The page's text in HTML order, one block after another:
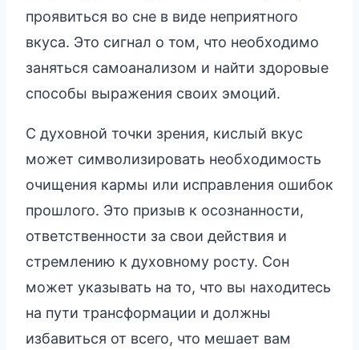
проявиться во сне в виде неприятного
вкуса. Это сигнал о том, что необходимо
заняться самоанализом и найти здоровые
способы выражения своих эмоций.
С духовной точки зрения, кислый вкус
может символизировать необходимость
очищения кармы или исправления ошибок
прошлого. Это призыв к осознанности,
ответственности за свои действия и
стремлению к духовному росту. Сон
может указывать на то, что вы находитесь
на пути трансформации и должны
избавиться от всего, что мешает вам